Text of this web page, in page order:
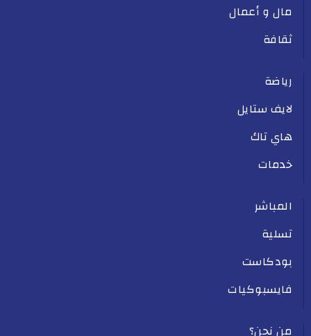
مال و أعمال
ثقافة
رياضة
لايف ستايل
هاي تاك
خدمات
المباشر
تسلية
بودكاست
فايسبوكيات
من نحن؟